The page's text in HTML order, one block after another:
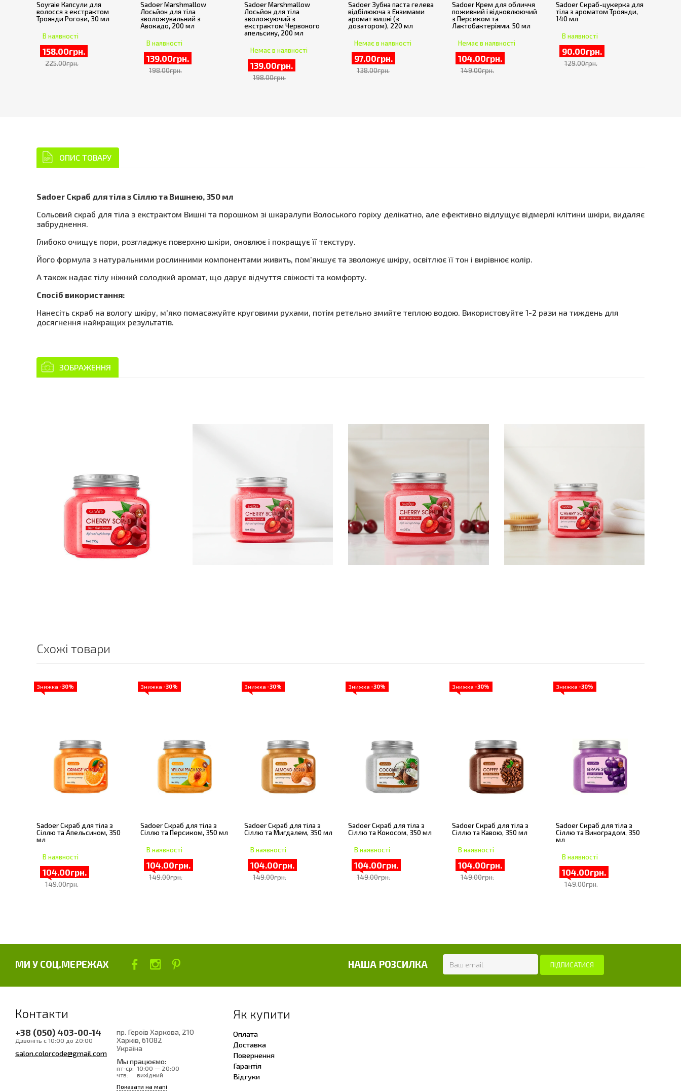
Soyraie Капсули для
волосся з екстрактом
Троянди Рогози, 30 мл
В наявності
158.00грн.
225.00грн.
Sadoer Marshmallow
Лосьйон для тіла
зволожувальний з
Авокадо, 200 мл
В наявності
139.00грн.
198.00грн.
Sadoer Marshmallow
Лосьйон для тіла
зволожуючий з
екстрактом Червоного
апельсину, 200 мл
Немає в наявності
139.00грн.
198.00грн.
Sadoer Зубна паста гелева
відбілююча з Ензимами
аромат вишні (з
дозатором), 220 мл
Немає в наявності
97.00грн.
138.00грн.
Sadoer Крем для обличчя
поживний і відновлюючий
з Персиком та
Лактобактеріями, 50 мл
Немає в наявності
104.00грн.
149.00грн.
Sadoer Скраб-цукерка для
тіла з ароматом Троянди,
140 мл
В наявності
90.00грн.
129.00грн.
ОПИС ТОВАРУ
Sadoer Скраб для тіла з Сіллю та Вишнею, 350 мл
Сольовий скраб для тіла з екстрактом Вишні та порошком зі шкаралупи Волоського горіху делікатно, але ефективно відлущує відмерлі клітини шкіри, видаляє
забруднення.
Глибоко очищує пори, розгладжує поверхню шкіри, оновлює і покращує її текстуру.
Його формула з натуральними рослинними компонентами живить, пом'якшує та зволожує шкіру, освітлює її тон і вирівнює колір.
А також надає тілу ніжний солодкий аромат, що дарує відчуття свіжості та комфорту.
Спосіб використання:
Нанесіть скраб на вологу шкіру, м'яко помасажуйте круговими рухами, потім ретельно змийте теплою водою. Використовуйте 1-2 рази на тиждень для
досягнення найкращих результатів.
ЗОБРАЖЕННЯ
Схожі товари
Знижка -30%
Sadoer Скраб для тіла з
Сіллю та Апельсином, 350
мл
В наявності
104.00грн.
149.00грн.
Знижка -30%
Sadoer Скраб для тіла з
Сіллю та Персиком, 350 мл
В наявності
104.00грн.
149.00грн.
Знижка -30%
Sadoer Скраб для тіла з
Сіллю та Мигдалем, 350 мл
В наявності
104.00грн.
149.00грн.
Знижка -30%
Sadoer Скраб для тіла з
Сіллю та Кокосом, 350 мл
В наявності
104.00грн.
149.00грн.
Знижка -30%
Sadoer Скраб для тіла з
Сіллю та Кавою, 350 мл
В наявності
104.00грн.
149.00грн.
Знижка -30%
Sadoer Скраб для тіла з
Сіллю та Виноградом, 350
мл
В наявності
104.00грн.
149.00грн.
МИ У СОЦ.МЕРЕЖАХ НАША РОЗСИЛКА
Контакти
+38 (050) 403-00-14
Дзвоніть с 10:00 до 20:00
salon.colorcode@gmail.com
пр. Героїв Харкова, 210
Харків , 61082
Україна
Мы працюємо:
пт-ср: 10:00 — 20:00
чтв:
вихідний
Показати на мапі
Як купити
Оплата
Доставка
Повернення
Гарантія
Відгуки